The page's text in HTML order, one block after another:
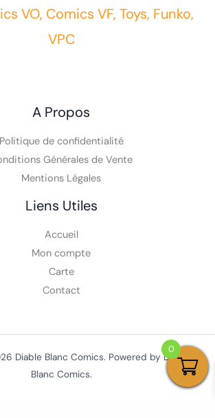
VO, Comics VF, Toys, Funko,
VPC
A Propos
Politique de confidentialité
Générales de Vente
Mentions Légales
Liens Utiles
Accueil
Mon compte
Carte
Contact
Diable Blanc Comics. Powered by Diable
Blanc Comics.
0